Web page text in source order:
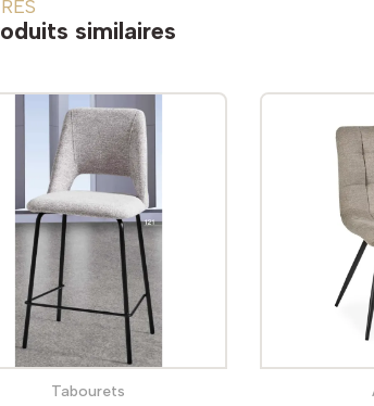
similaires
Accueil